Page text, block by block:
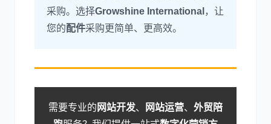
采购。选择Growshine International ，让
您的配件采购更简单、更高效。
需要专业的 网站开发、 网站运营、 外贸陪